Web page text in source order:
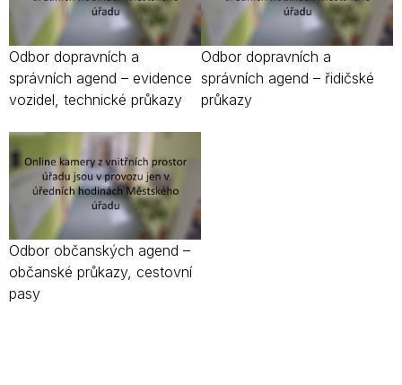
Odbor dopravních a
správních agend – evidence
vozidel, technické průkazy
Odbor dopravních a
správních agend – řidičské
průkazy
Odbor občanských agend –
občanské průkazy, cestovní
pasy